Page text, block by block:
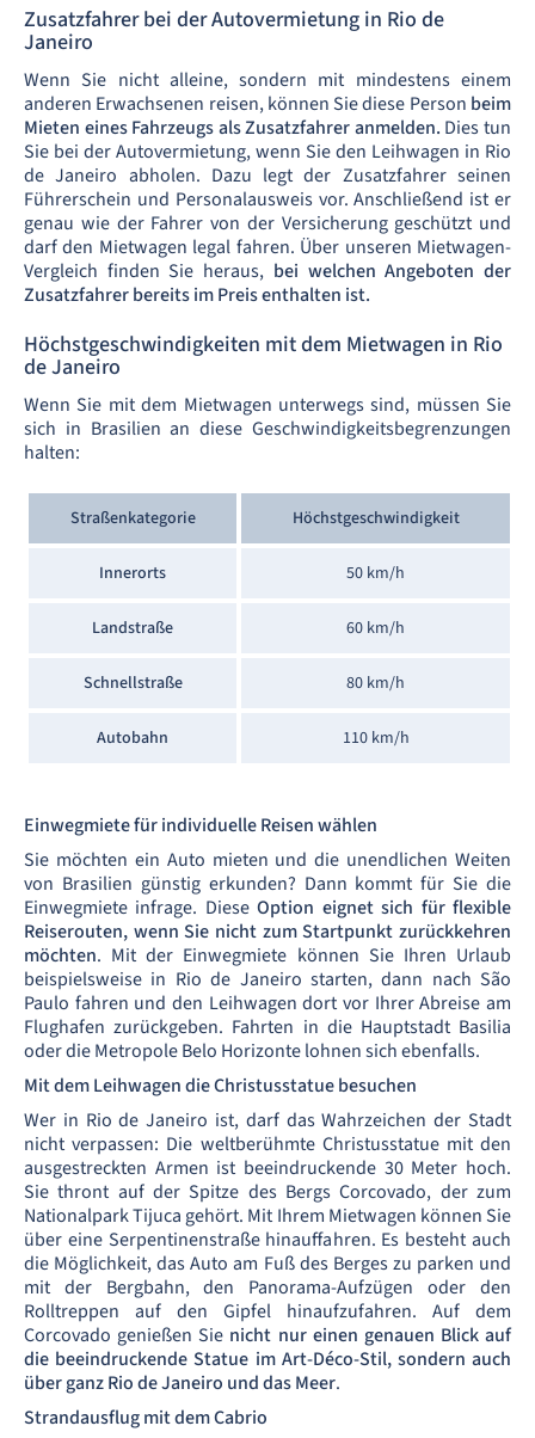
Zusatzfahrer bei der Autovermietung in Rio de
Janeiro
Wenn Sie nicht alleine, sondern mit mindestens einem
anderen Erwachsenen reisen, können Sie diese Person beim
Mieten eines Fahrzeugs als Zusatzfahrer anmelden. Dies tun
Sie bei der Autovermietung, wenn Sie den Leihwagen in Rio
de Janeiro abholen. Dazu legt der Zusatzfahrer seinen
Führerschein und Personalausweis vor. Anschließend ist er
genau wie der Fahrer von der Versicherung geschützt und
darf den Mietwagen legal fahren. Über unseren Mietwagen-
Vergleich finden Sie heraus, bei welchen Angeboten der
Zusatzfahrer bereits im Preis enthalten ist.
Höchstgeschwindigkeiten mit dem Mietwagen in Rio
de Janeiro
Wenn Sie mit dem Mietwagen unterwegs sind, müssen Sie
sich in Brasilien an diese Geschwindigkeitsbegrenzungen
halten:
Straßenkategorie Höchstgeschwindigkeit
Innerorts 50 km/h
Landstraße 60 km/h
Schnellstraße 80 km/h
Autobahn 110 km/h
Einwegmiete für individuelle Reisen wählen
Sie möchten ein Auto mieten und die unendlichen Weiten
von Brasilien günstig erkunden? Dann kommt für Sie die
Einwegmiete infrage. DieseOption eignet sich für flexible
Reiserouten, wenn Sie nicht zum Startpunkt zurückkehren
möchten. Mit der Einwegmiete können Sie Ihren Urlaub
beispielsweise in Rio de Janeiro starten, dann nach São
Paulo fahren und den Leihwagen dort vor Ihrer Abreise am
Flughafen zurückgeben. Fahrten in die Hauptstadt Basilia
oder die Metropole Belo Horizonte lohnen sich ebenfalls.
Mit dem Leihwagen die Christusstatue besuchen
Wer in Rio de Janeiro ist, darf das Wahrzeichen der Stadt
nicht verpassen: Die weltberühmte Christusstatue mit den
ausgestreckten Armen ist beeindruckende 30 Meter hoch.
Sie thront auf der Spitze des Bergs Corcovado, der zum
Nationalpark Tijuca gehört. Mit Ihrem Mietwagen können Sie
über eine Serpentinenstraße hinauffahren. Es besteht auch
die Möglichkeit, das Auto am Fuß des Berges zu parken und
mit der Bergbahn, den Panorama-Aufzügen oder den
Rolltreppen auf den Gipfel hinaufzufahren. Auf dem
Corcovado genießen Sie nicht nur einen genauen Blick auf
die beeindruckende Statue im Art-Déco-Stil, sondern auch
über ganz Rio de Janeiro und das Meer.
Strandausflug mit dem Cabrio